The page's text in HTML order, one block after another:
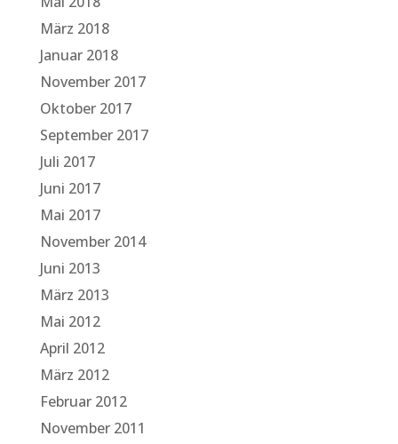
März 2018
Januar 2018
November 2017
Oktober 2017
September 2017
Juli 2017
Juni 2017
Mai 2017
November 2014
Juni 2013
März 2013
Mai 2012
April 2012
März 2012
Februar 2012
November 2011